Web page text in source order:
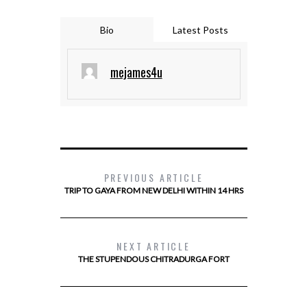
Bio Latest Posts
mejames4u
PREVIOUS ARTICLE
TRIP TO GAYA FROM NEW DELHI WITHIN 14 HRS
NEXT ARTICLE
THE STUPENDOUS CHITRADURGA FORT